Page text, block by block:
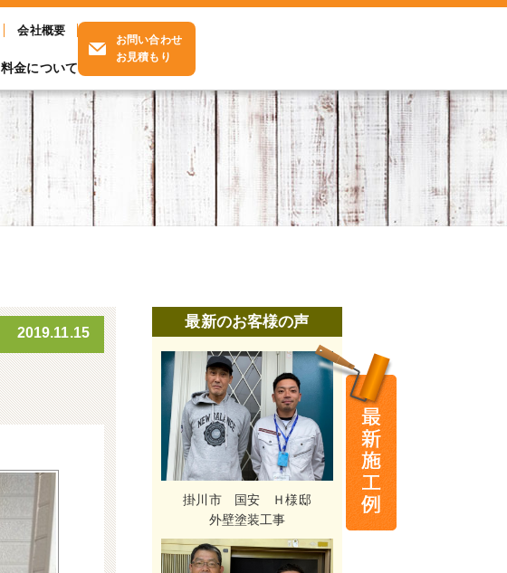
会社概要
料金について
お問い合わせ
お見積もり
2019.11.15
最新のお客様の声
掛川市 国安 Ｈ様邸
外壁塗装工事